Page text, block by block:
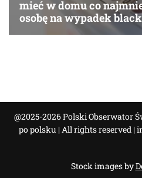
@2025-2026 Polski Obserwator
po polsku | All rights reserved |
Stock images by